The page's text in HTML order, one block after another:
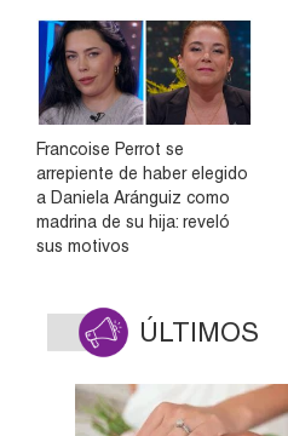
Francoise Perrot se
arrepiente de haber elegido
a Daniela Aránguiz como
madrina de su hija: reveló
sus motivos
ÚLTIMOS